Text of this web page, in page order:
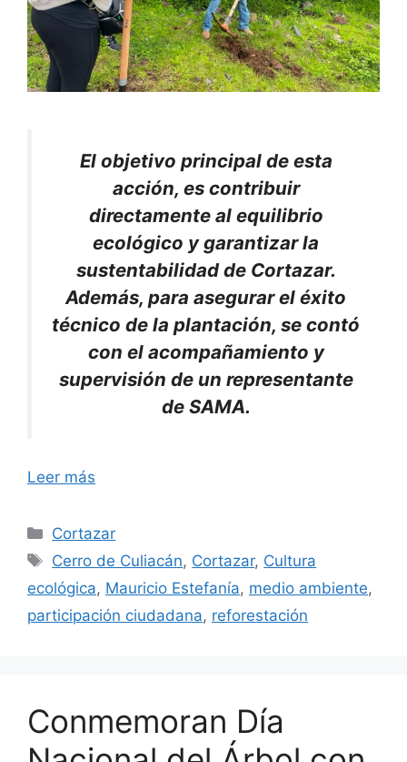
El objetivo principal de esta
acción, es contribuir
directamente al equilibrio
ecológico y garantizar la
sustentabilidad de Cortazar.
Además, para asegurar el éxito
técnico de la plantación, se contó
con el acompañamiento y
supervisión de un representante
de SAMA.
Leer más
Categorías
Cortazar
Etiquetas
Cerro de Culiacán, Cortazar, Cultura
ecológica, Mauricio Estefanía, medio ambiente,
participación ciudadana, reforestación
Conmemoran Día